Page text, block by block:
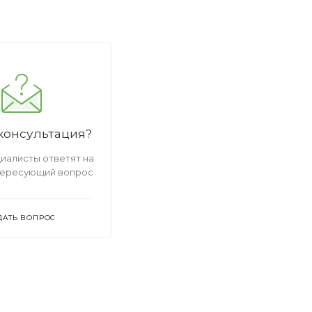
ответят на
вопрос
ВОПРОС